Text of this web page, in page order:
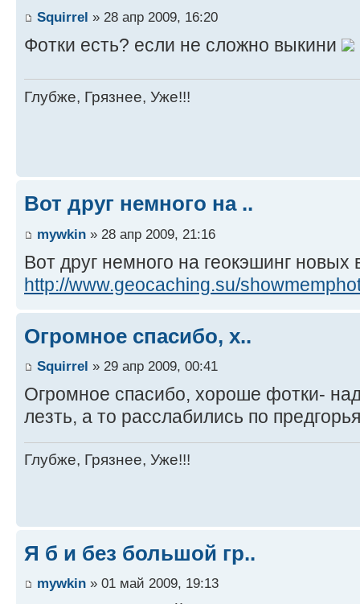
Squirrel » 28 апр 2009, 16:20
Фотки есть? если не сложно выкини
Глубже, Грязнее, Уже!!!
Вот друг немного на ..
mywkin » 28 апр 2009, 21:16
Вот друг немного на геокэшинг
http://www.geocaching.su/
Огромное спасибо, х..
Squirrel » 29 апр 2009, 00:41
Огромное спасибо, хороше фотки-
лезть, а то расслабились по
Глубже, Грязнее, Уже!!!
Я б и без большой гр..
mywkin » 01 май 2009, 19:13